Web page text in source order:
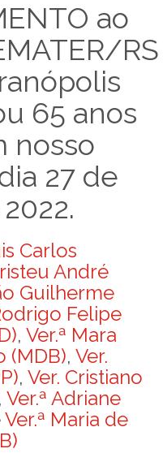
ao
RS
65 anos
nosso
27 de
Carlos
André
Guilherme
Felipe
, Ver.ª Mara
(MDB), Ver.
, Ver. Cristiano
, Ver.ª Adriane
Ver.ª Maria de